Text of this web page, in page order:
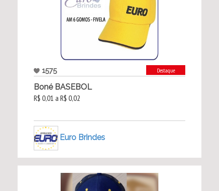
1575 Destaque
Boné BASEBOL
R$ 0,01 a R$ 0,02
Euro Brindes